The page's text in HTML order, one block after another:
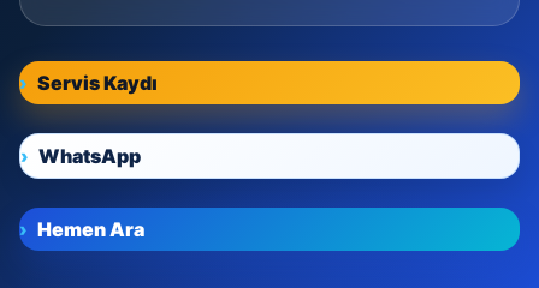
Servis Kaydı
WhatsApp
Hemen Ara